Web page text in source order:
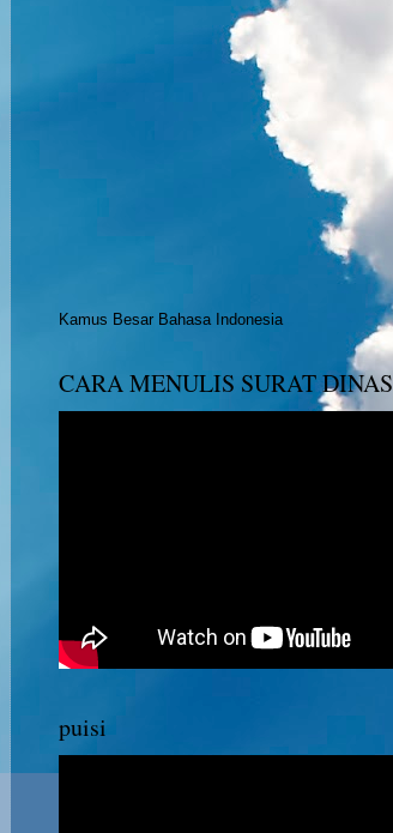
Kamus Besar Bahasa Indonesia
CARA MENULIS SURAT DINAS
puisi